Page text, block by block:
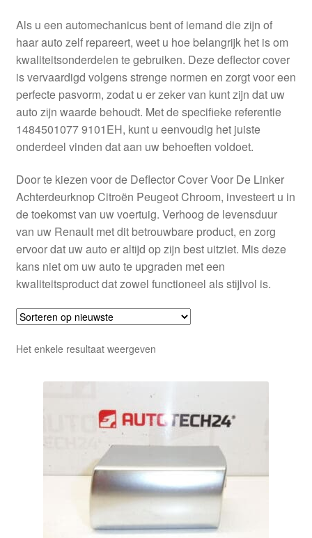
Levering
Mijn account
Over ons
Privacybeleid
Winkelwagen
Als u een automechanicus bent of iemand die zijn of
haar auto zelf repareert, weet u hoe belangrijk het is om
kwaliteitsonderdelen te gebruiken. Deze deflector cover
is vervaardigd volgens strenge normen en zorgt voor een
perfecte pasvorm, zodat u er zeker van kunt zijn dat uw
auto zijn waarde behoudt. Met de specifieke referentie
1484501077 9101EH, kunt u eenvoudig het juiste
onderdeel vinden dat aan uw behoeften voldoet.
Door te kiezen voor de Deflector Cover Voor De Linker
Achterdeurknop Citroën Peugeot Chroom, investeert u in
de toekomst van uw voertuig. Verhoog de levensduur
van uw Renault met dit betrouwbare product, en zorg
ervoor dat uw auto er altijd op zijn best uitziet. Mis deze
kans niet om uw auto te upgraden met een
kwaliteitsproduct dat zowel functioneel als stijlvol is.
Het enkele resultaat weergeven